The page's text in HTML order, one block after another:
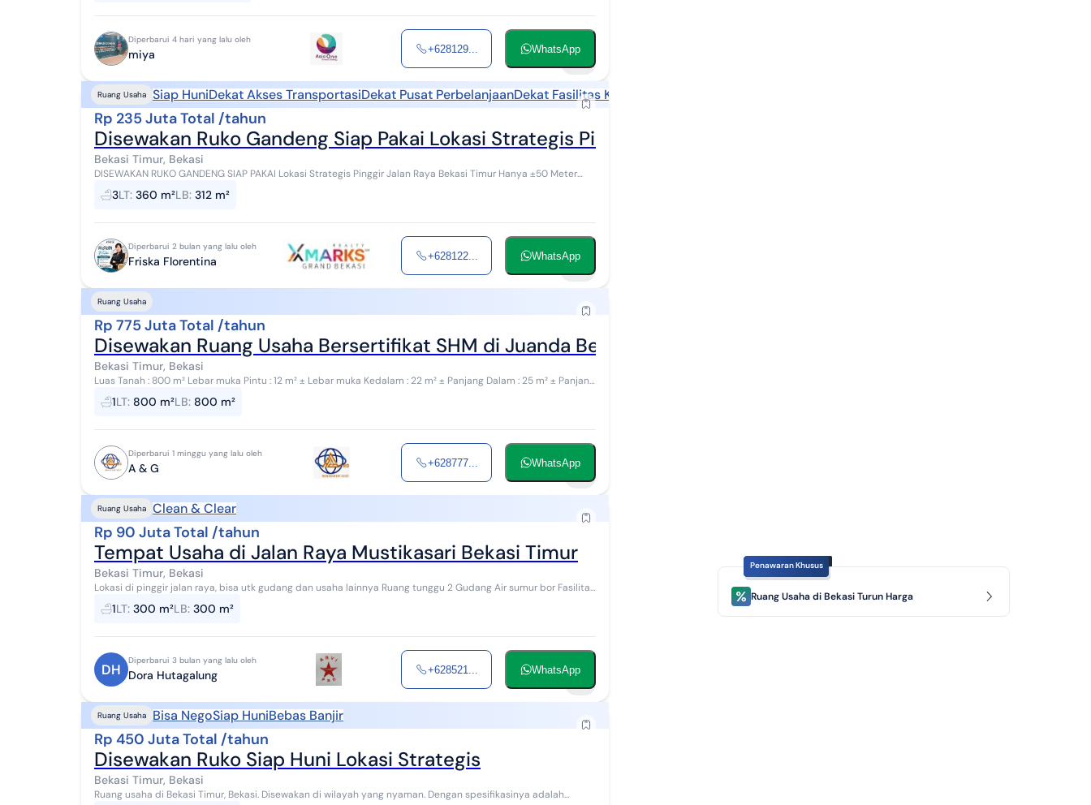
Diperbarui 4 hari yang lalu oleh
miya +628129... WhatsApp
Ruang Usaha Siap HuniDekat Akses TransportasiDekat Pusat PerbelanjaanDekat Fasilitas Kesehatan
Rp 235 Juta Total /tahun
Disewakan Ruko Gandeng Siap Pakai Lokasi Strategis Pinggir Jalan Raya Bekasi Timur
Bekasi Timur, Bekasi
DISEWAKAN RUKO GANDENG SIAP PAKAI Lokasi Strategis Pinggir Jalan Raya Bekasi Timur Hanya ±50 Meter
3LT: 360 m²LB: 312 m²
Diperbarui 2 bulan yang lalu oleh
Friska Florentina +628122... WhatsApp
Ruang Usaha
Rp 775 Juta Total /tahun
Disewakan Ruang Usaha Bersertifikat SHM di Juanda Bekasi
Bekasi Timur, Bekasi
Luas Tanah : 800 m² Lebar muka Pintu : 12 m² ± Lebar muka Kedalam : 22 m² ± Panjang Dalam : 25 m² ± Panjang
1LT: 800 m²LB: 800 m²
Diperbarui 1 minggu yang lalu oleh
A & G +628777... WhatsApp
Ruang Usaha Clean & Clear
Rp 90 Juta Total /tahun
Tempat Usaha di Jalan Raya Mustikasari Bekasi Timur
Bekasi Timur, Bekasi
Lokasi di pinggir jalan raya, bisa utk gudang dan usaha lainnya Ruang tunggu 2 Gudang Air sumur bor Fasilitas
: - alat steam hidrolik tipe x 2 uni...
1LT: 300 m²LB: 300 m²
DH
Diperbarui 3 bulan yang lalu oleh
Dora Hutagalung +628521... WhatsApp
Ruang Usaha Bisa NegoSiap HuniBebas Banjir
Rp 450 Juta Total /tahun
Disewakan Ruko Siap Huni Lokasi Strategis
Bekasi Timur, Bekasi
Ruang usaha di Bekasi Timur, Bekasi. Disewakan di wilayah yang nyaman. Dengan spesifikasinya adalah
Penawaran Khusus
Ruang Usaha di Bekasi Turun Harga